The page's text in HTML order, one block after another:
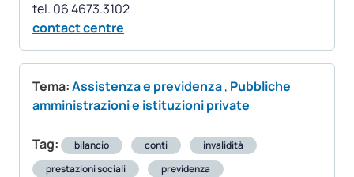
contact centre
Tema:Assistenza e previdenza, Pubbliche
amministrazioni e istituzioni private
Tag: bilancio conti
invalidità
prestazioni sociali
previdenza